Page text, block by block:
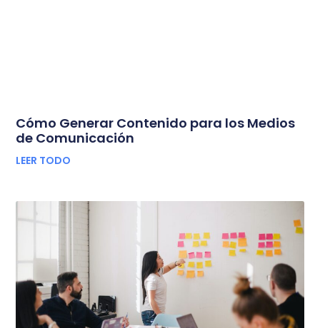
Cómo Generar Contenido para los Medios
de Comunicación
LEER TODO